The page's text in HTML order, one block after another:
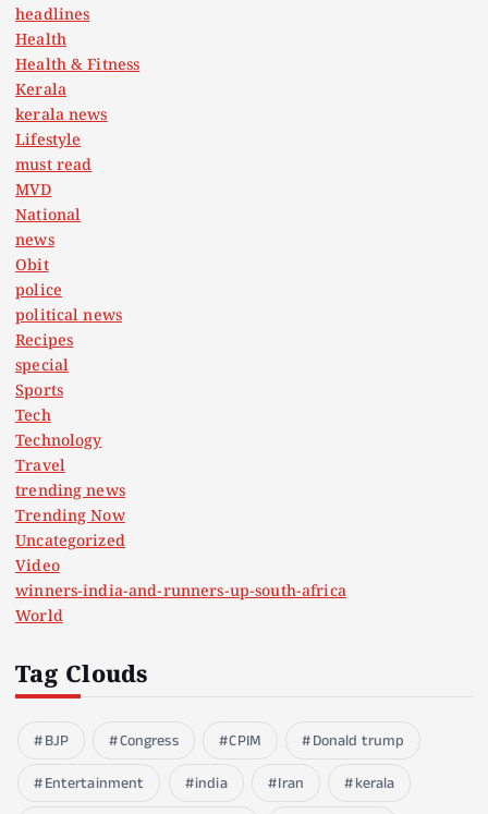
headlines
Health
Health & Fitness
Kerala
kerala news
Lifestyle
must read
MVD
National
news
Obit
police
political news
Recipes
special
Sports
Tech
Technology
Travel
trending news
Trending Now
Uncategorized
Video
winners-india-and-runners-up-south-africa
World
Tag Clouds
BJP Congress CPIM
Donald trump
Entertainment
india Iran
kerala